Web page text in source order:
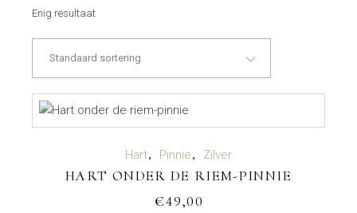
Enig resultaat
Standaard sortering
TOEVOEGEN AAN WINKELWAGEN
Hart Pinnie Zilver
HART ONDER DE RIEM-PINNIE
€49,00